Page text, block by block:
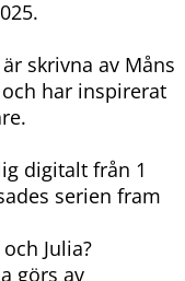
skrivna av Måns
har inspirerat
digitalt från 1
serien fram
Julia?
görs av